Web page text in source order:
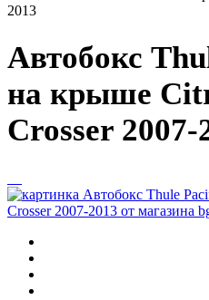
2013
Автобокс
на крыше
Crosser 2007-